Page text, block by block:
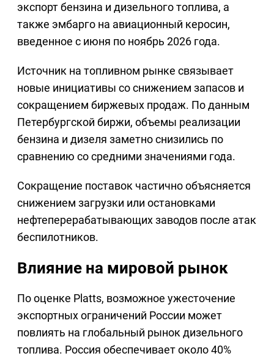
экспорт бензина и дизельного топлива, а
также эмбарго на авиационный керосин,
введенное с июня по ноябрь 2026 года.
Источник на топливном рынке связывает
новые инициативы со снижением запасов и
сокращением биржевых продаж. По данным
Петербургской биржи, объемы реализации
бензина и дизеля заметно снизились по
сравнению со средними значениями года.
Сокращение поставок частично объясняется
снижением загрузки или остановками
нефтеперерабатывающих заводов после атак
беспилотников.
Влияние на мировой рынок
По оценке Platts, возможное ужесточение
экспортных ограничений России может
повлиять на глобальный рынок дизельного
топлива. Россия обеспечивает около 40%